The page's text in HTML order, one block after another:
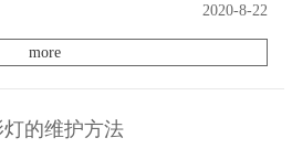
2020-8-22
more
灯的维护方法